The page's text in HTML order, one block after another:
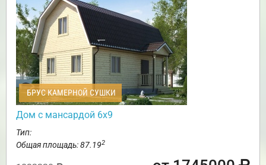
БРУС КАМЕРНОЙ СУШКИ
Дом с мансардой 6х9
Тип:
Общая площадь: 87.192